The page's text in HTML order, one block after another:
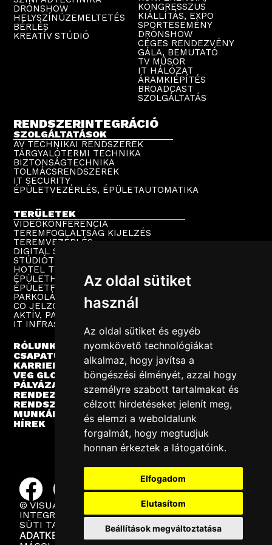
Az oldal sütiket
használ
Az oldal sütiket és egyéb
nyomkövető technológiákat
alkalmaz, hogy javítsa a
böngészési élményét, azzal hogy
személyre szabott tartalmakat és
célzott hirdetéseket jelenít meg,
és elemzi a weboldalunk
forgalmát, hogy megtudjuk
honnan érkeztek a látogatóink.
Elfogadom
Elutasítom
Beállítások megváltoztatása
DRÓNSHOW
HELYSZÍNÜZEMELTETÉS
BÉRLÉS
KREATÍV STÚDIÓ
KONGRESSZUS
KIÁLLÍTÁS, EXPO
SPORTESEMÉNY
DRÓNSHOW
CÉGES RENDEZVÉNY
GÁLA, BEMUTATÓ
TV MŰSOR
IT HÁLÓZAT
ÁRAMKIÉPÍTÉS
BROADCAST
SZOLGÁLTATÁS
RENDSZERINTEGRÁCIÓ
SZOLGÁLTATÁSOK
AV TECHNIKAI RENDSZEREK
TÁRGYALÓTERMI TECHNIKA
BIZTONSÁGTECHNIKA
TOLMÁCSRENDSZEREK
IT SECURITY
ÉPÜLETVEZÉRLÉS, ÉPÜLETAUTOMATIKA
TERÜLETEK
VIDEÓKONFERENCIA
TEREMFOGLALTSÁG KIJELZÉS
TEREMVEZÉRLÉS
DIGITAL SIGNAGE
STÚDIÓTECHNIKA
HOTEL TV
ÉPÜLETHANGOSÍTÁS
ÉPÜLETFELÜGYELET
PARKOLÁSTECHNIKA
CO JELZŐRENDSZER
AKTÍV, PASSZÍV HÁLÓZAT
IT INFRASTRUKTÚRA
RÓLUNK
CSAPATUNK
KARRIER
VEG GLOBAL
PÁLYÁZATOK
RENDEZVÉNYEK
RENDSZERINTEGRÁCIÓ
MUNKÁINK
HÍREK
© VISUAL EUROPE GROUP 2025
INTEGRÁLT POLITIKA
SÜTI TÁJÉKOZTATÓ
ADATKEZELÉS